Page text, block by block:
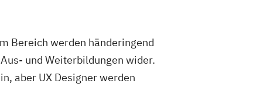
Bereich werden händeringend
und Weiterbildungen wider.
aber UX Designer werden